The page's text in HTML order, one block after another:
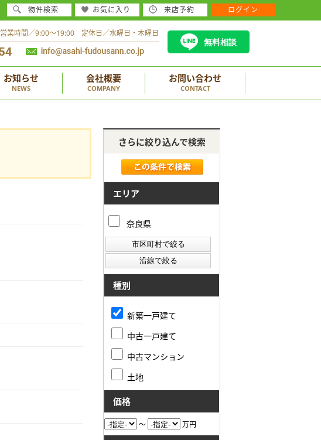
営業時間／9:00～19:00 定休日／水曜日・木曜日
無料相談
お知らせ
NEWS
会社概要
COMPANY
お問い合わせ
CONTACT
さらに絞り込んで検索
エリア
奈良県
種別
新築一戸建て
中古一戸建て
中古マンション
土地
価格
～ 万円
物件検索 お気に入り 来店予約 ログイン